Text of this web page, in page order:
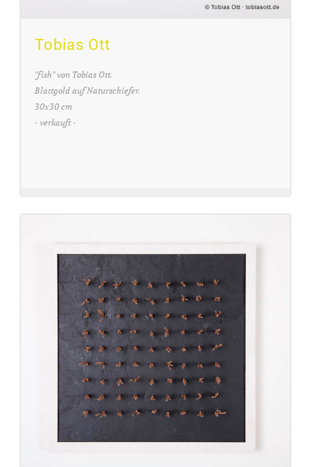
Tobias Ott
"fish" von Tobias Ott.
Blattgold auf Naturschiefer.
30x30 cm
- verkauft -